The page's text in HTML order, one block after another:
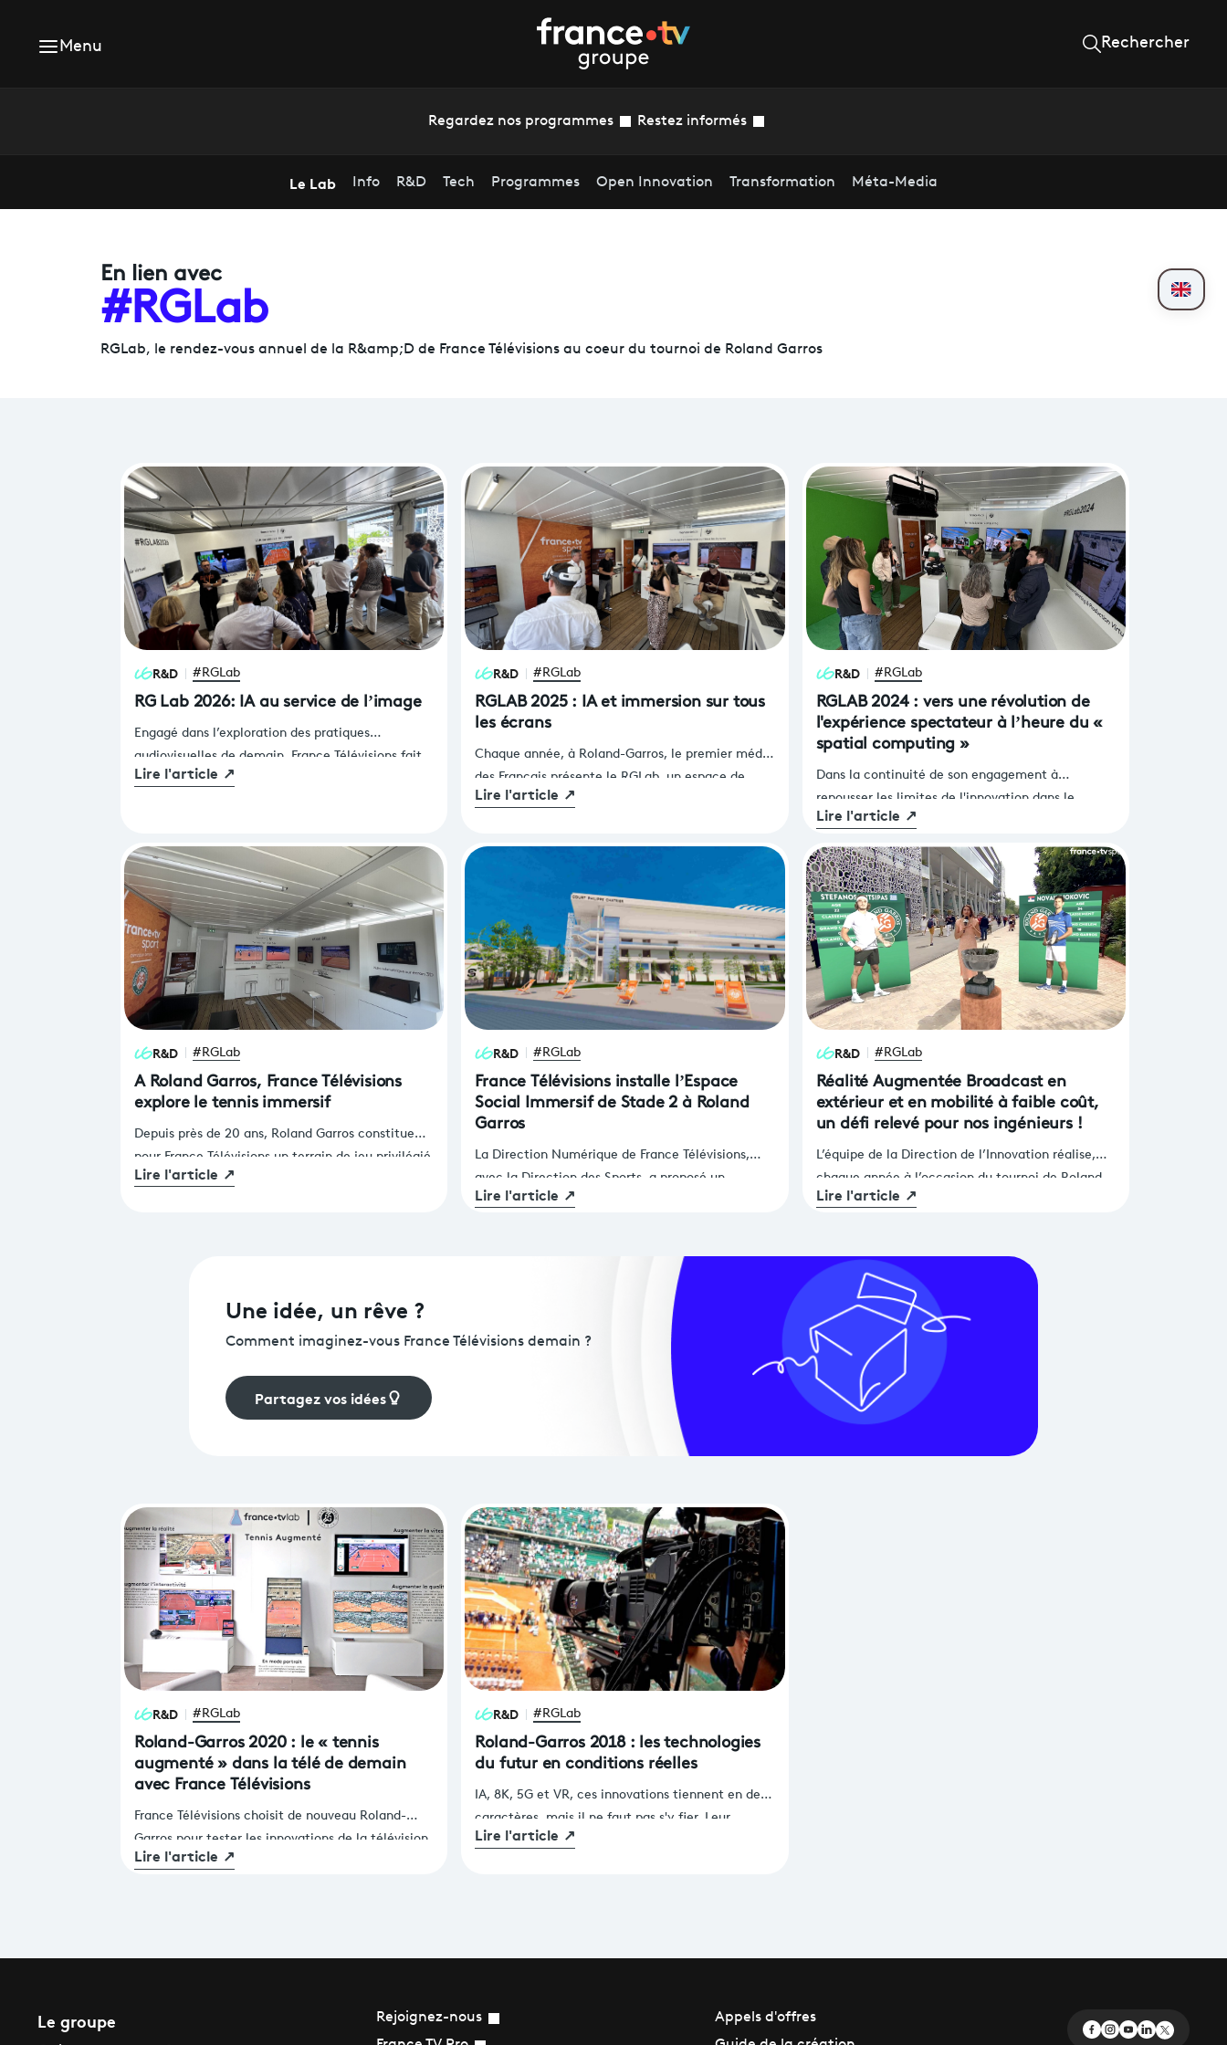
Menu Rechercher
Regardez nos programmes Restez informés
Le Lab Info R&D Tech Programmes Open Innovation Transformation Méta-Media
En lien avec
#RGLab
RGLab, le rendez-vous annuel de la R&amp;D de France Télévisions au coeur du tournoi de Roland Garros
R&D #RGLab
RG Lab 2026: IA au service de l’image
Engagé dans l’exploration des pratiques
audiovisuelles de demain, France Télévisions fait
de Roland-Garros un terrain d’expérimentation
immersives.
Lire l'article ↗
R&D #RGLab
RGLAB 2025 : IA et immersion sur tous
les écrans
Chaque année, à Roland-Garros, le premier média
des Français présente le RGLab, un espace de
découverte des innovations technologiques,
plusieurs années par la Direction de l'Innovation
Lire l'article ↗
R&D #RGLab
RGLAB 2024 : vers une révolution de
l'expérience spectateur à l’heure du «
spatial computing »
Dans la continuité de son engagement à
repousser les limites de l'innovation dans le
domaine des médias, la Direction de l’Innovation
de France Télévisions, en collaboration avec la
Fédération Française de Tennis (FFT), a présenté
son édition 2024 du RGLAB sur le thème du «
Tennis et du Spatial Computing » avec une
thématique associant réalité mixte, 3D,
production virtuelle et intelligence artificielle.
Lire l'article ↗
R&D #RGLab
A Roland Garros, France Télévisions
explore le tennis immersif
Depuis près de 20 ans, Roland Garros constitue
pour France Télévisions un terrain de jeu privilégié
pour tester les usages et technologies innovantes
Lire l'article ↗
R&D #RGLab
France Télévisions installe l’Espace
Social Immersif de Stade 2 à Roland
Garros
La Direction Numérique de France Télévisions,
avec la Direction des Sports, a proposé un
nouveau test d’Espace Social Immersif (ESI) dédié
Lire l'article ↗
R&D #RGLab
Réalité Augmentée Broadcast en
extérieur et en mobilité à faible coût,
un défi relevé pour nos ingénieurs !
L’équipe de la Direction de l’Innovation réalise,
chaque année à l’occasion du tournoi de Roland
Garros, un RG Lab au sein duquel sont testées de
avec de nombreux partenaires technologiques
français et étrangers, ainsi que la Fédération
Française de Tennis, pour inventer et tester les
usages numériques de demain et la télévision du
futur. Petit récit et grands enseignements des
rebondissements et des c
Lire l'article ↗
Une idée, un rêve ?
Comment imaginez-vous France Télévisions demain ?
Partagez vos idées
R&D #RGLab
Roland-Garros 2020 : le « tennis
augmenté » dans la télé de demain
avec France Télévisions
France Télévisions choisit de nouveau Roland-
Garros pour tester les innovations de la télévision
du futur. Lors de cette édition automnale, France
Lire l'article ↗
R&D #RGLab
Roland-Garros 2018 : les technologies
du futur en conditions réelles
IA, 8K, 5G et VR, ces innovations tiennent en deux
caractères, mais il ne faut pas s'y fier. Leur
potentiels sont riches et bien souvent
possibilité aux visiteurs de contempler des images
en assistant aux premiers pas de
Lire l'article ↗
Le groupe
Rejoignez-nous
Appels d'offres